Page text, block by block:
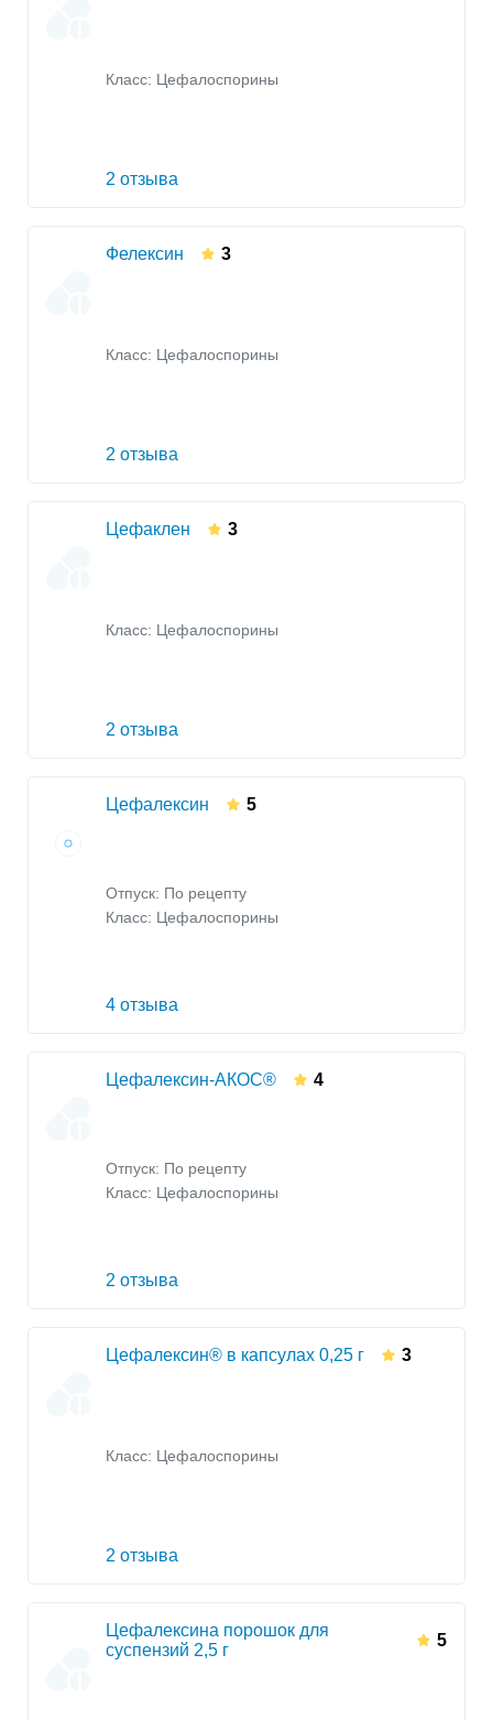
Класс: Цефалоспорины
2 отзыва
Фелексин 3
Класс: Цефалоспорины
2 отзыва
Цефаклен 3
Класс: Цефалоспорины
2 отзыва
Цефалексин 5
Отпуск: По рецепту
Класс:
Цефалоспорины
4 отзыва
Цефалексин-АКОС® 4
Отпуск: По рецепту
Класс:
Цефалоспорины
2 отзыва
Цефалексин® в капсулах 0,25 г 3
Класс: Цефалоспорины
2 отзыва
Цефалексина порошок для
суспензий 2,5 г
5